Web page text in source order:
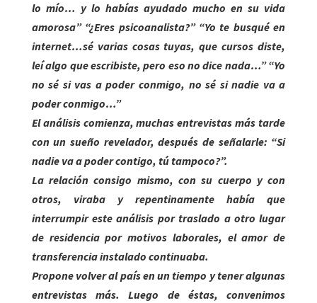
lo mío… y lo habías ayudado mucho en su vida
amorosa” “¿Eres psicoanalista?” “Yo te busqué en
internet…sé varias cosas tuyas, que cursos diste,
leí algo que escribiste, pero eso no dice nada…” “Yo
no sé si vas a poder conmigo, no sé si nadie va a
poder conmigo…”
El análisis comienza, muchas entrevistas más tarde
con un sueño revelador, después de señalarle: “Si
nadie va a poder contigo, tú tampoco?”.
La relación consigo mismo, con su cuerpo y con
otros, viraba y repentinamente había que
interrumpir este análisis por traslado a otro lugar
de residencia por motivos laborales, el amor de
transferencia instalado continuaba.
Propone volver al país en un tiempo y tener algunas
entrevistas más. Luego de éstas, convenimos